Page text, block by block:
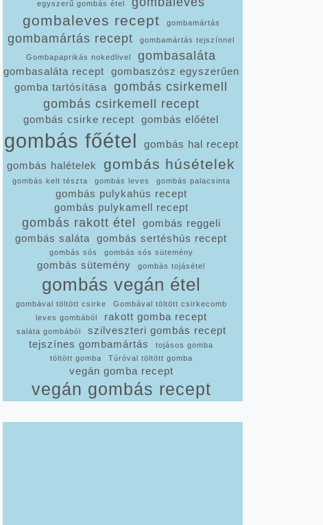
egyszerű gombás étel
gombaleves recept gombamártás
gombamártás recept gombamártás tejszínnel
Gombapaprikás nokedlivel gombasaláta
gombasaláta recept
gombaszósz egyszerűen
gomba tartósítása
gombás csirkemell
gombás csirkemell recept
gombás csirke recept gombás előétel
gombás főétel
gombás hal recept
gombás halételek
gombás húsételek
gombás kelt tészta gombás leves gombás palacsinta
gombás pulykahús recept
gombás pulykamell recept
gombás rakott étel
gombás reggeli
gombás saláta
gombás sertéshús recept
gombás sós gombás sós sütemény
gombás sütemény gombás tojásétel
gombás vegán étel
gombával töltött csirke
Gombával töltött csirkecomb
leves gombából
rakott gomba recept
saláta gombából
szilveszteri gombás recept
tejszínes gombamártás
tojásos gomba
töltött gomba
Túróval töltött gomba
vegán gomba recept
vegán gombás recept